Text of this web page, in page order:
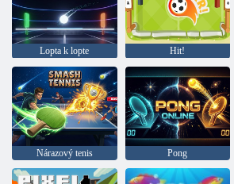
Lopta k lopte Hit!
Nárazový tenis Pong